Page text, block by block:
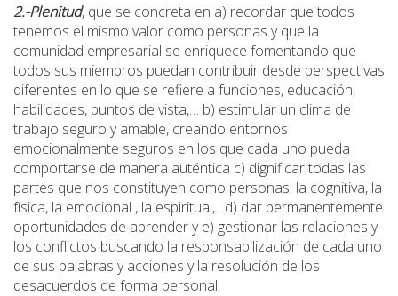
2.-Plenitud, que se concreta en a) recordar que todos
tenemos el mismo valor como personas y que la
comunidad empresarial se enriquece fomentando que
todos sus miembros puedan contribuir desde perspectivas
diferentes en lo que se refiere a funciones, educación,
habilidades, puntos de vista,… b) estimular un clima de
trabajo seguro y amable, creando entornos
emocionalmente seguros en los que cada uno pueda
comportarse de manera auténtica c) dignificar todas las
partes que nos constituyen como personas: la cognitiva, la
física, la emocional , la espiritual,…d) dar permanentemente
oportunidades de aprender y e) gestionar las relaciones y
los conflictos buscando la responsabilización de cada uno
de sus palabras y acciones y la resolución de los
desacuerdos de forma personal.